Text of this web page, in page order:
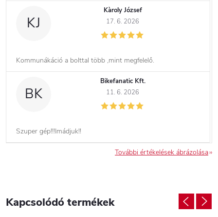
KJ
Kàroly József
17. 6. 2026
Kommunákáció a bolttal több ,mint megfelelő.
BK
Bikefanatic Kft.
11. 6. 2026
Szuper gép!!!Imádjuk!!
További értékelések ábrázolása
Kapcsolódó termékek